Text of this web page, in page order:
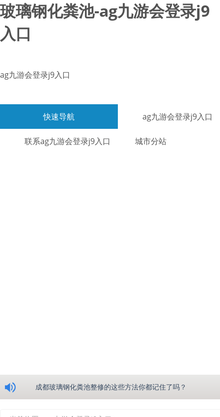
玻璃钢化粪池-ag九游会登录j9
入口
ag九游会登录j9入口
快速导航 ag九游会登录j9入口
联系ag九游会登录j9入口 城市分站
成都玻璃钢化粪池整修的这些方法你都记住了吗？